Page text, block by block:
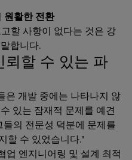
원활한 전환
할 사항이 없다는 것은 강
합니다.
뢰할 수 있는 파
은 개발 중에는 나타나지 않
있는 잠재적 문제를 예견
의 전문성 덕분에 문제를
할 수 있었습니다."
업 엔지니어링 및 설계 최적